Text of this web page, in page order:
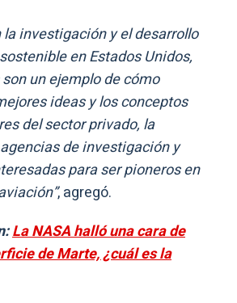
la investigación y el desarrollo
en Estados Unidos,
un ejemplo de cómo
ideas y los conceptos
del sector privado, la
de investigación y
para ser pioneros en
, agregó.
La NASA halló una cara de
de Marte, ¿cuál es la